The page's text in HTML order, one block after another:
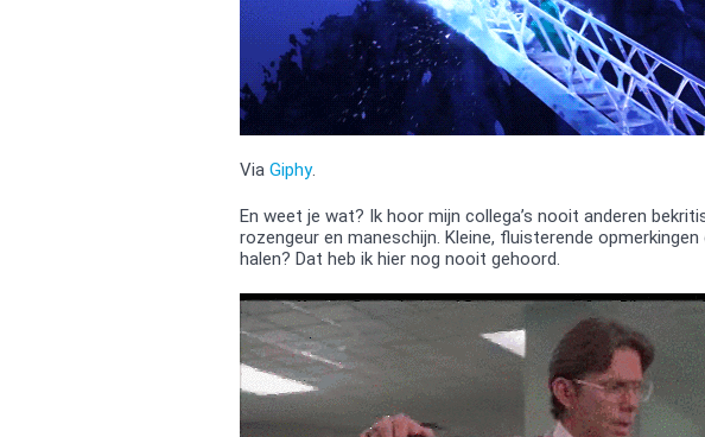
Via Giphy.
En weet je wat? Ik hoor mijn collega’s nooit anderen
rozengeur en maneschijn. Kleine, fluisterende
halen? Dat heb ik hier nog nooit gehoord.